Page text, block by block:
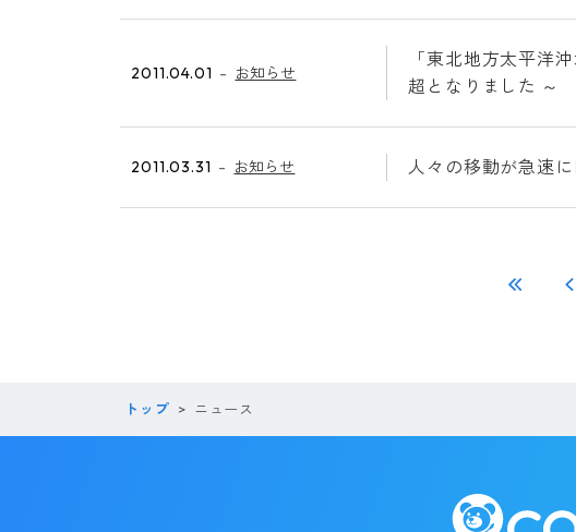
2011.04.01 お知らせ
「東北地方太平洋
超となりました ～
2011.03.31 お知らせ 人々の移動が急速
トップ ニュース